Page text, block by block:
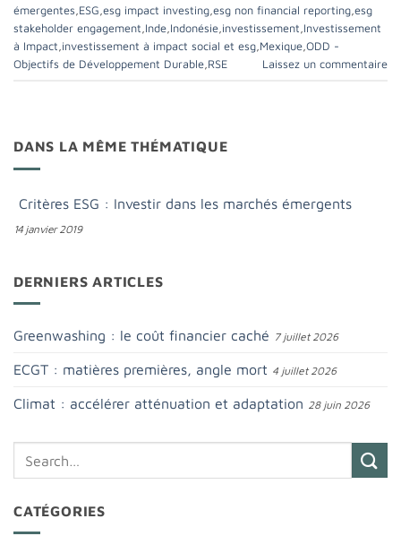
émergentes ESG esg impact investing esg non financial reporting esg
stakeholder engagement Inde Indonésie investissement Investissement
à Impact investissement à impact social et esg Mexique ODD -
Objectifs de Développement Durable RSE Laissez un commentaire
DANS LA MÊME THÉMATIQUE
Critères ESG : Investir dans les marchés émergents
14 janvier 2019
DERNIERS ARTICLES
Greenwashing : le coût financier caché 7 juillet 2026
ECGT : matières premières, angle mort 4 juillet 2026
Climat : accélérer atténuation et adaptation 28 juin 2026
CATÉGORIES